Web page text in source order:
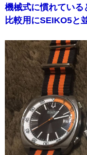
機械式に慣れてい
比較用にSEIKO5と